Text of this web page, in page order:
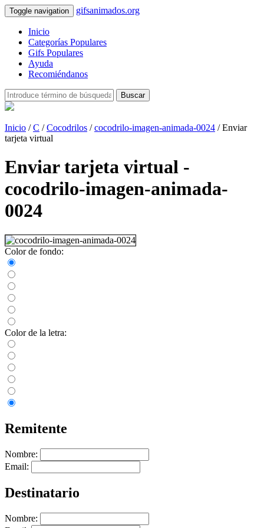
Toggle navigation gifsanimados.org
Inicio
Categorías Populares
Gifs Populares
Ayuda
Recomiéndanos
Buscar
Inicio /C /Cocodrilos /cocodrilo-imagen-animada-0024 / Enviar
tarjeta virtual
Enviar tarjeta virtual -
cocodrilo-imagen-animada-
0024
Color de fondo:
Color de la letra:
Remitente
Nombre:
Email:
Destinatario
Nombre: